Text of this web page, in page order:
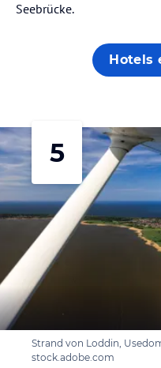
Seebrücke.
Hotels
5
Strand von Loddin,
stock.adobe.com